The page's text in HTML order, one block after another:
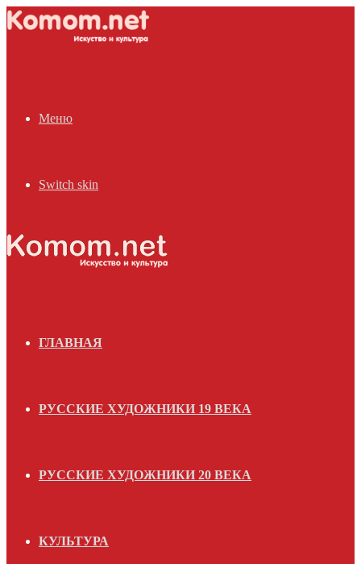
Меню
Switch skin
ГЛАВНАЯ
РУССКИЕ ХУДОЖНИКИ 19 ВЕКА
РУССКИЕ ХУДОЖНИКИ 20 ВЕКА
КУЛЬТУРА